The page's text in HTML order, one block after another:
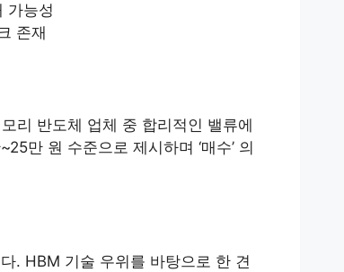
가능성
존재
리 반도체 업체 중 합리적인 밸류에
만 원 수준으로 제시하며 ‘매수’ 의
. HBM 기술 우위를 바탕으로 한 견